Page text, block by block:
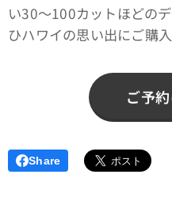
い30〜100カットほどの
ひハワイの思い出にご購
ご予
Share